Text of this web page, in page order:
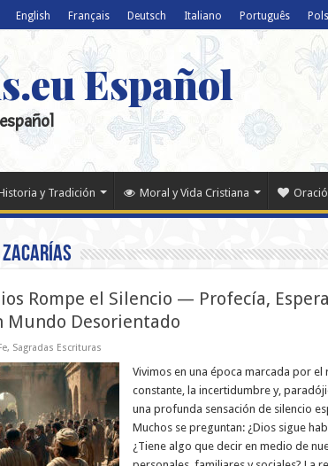
English Français Deutsch Italiano Português
Español
y Tradición Moral y Vida Cristiana
Zacarías
Rompe el Silencio — Profecía,
Mundo Desorientado
, Sagradas Escrituras
Vivimos en una época marcada por el
constante, la incertidumbre y,
una profunda sensación de silencio
Muchos se preguntan: ¿Dios sigue
¿Tiene algo que decir en medio de